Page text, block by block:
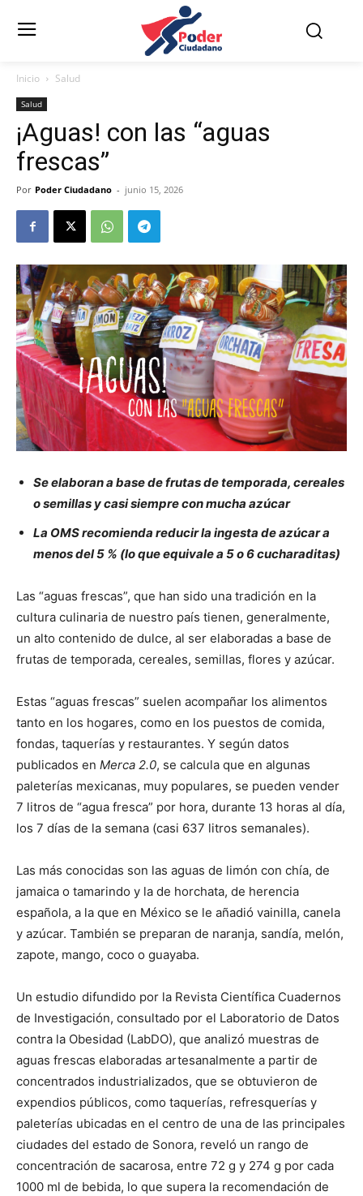
Inicio Salud
Salud
¡Aguas! con las “aguas
frescas”
Por Poder Ciudadano - junio 15, 2026
Se elaboran a base de frutas de temporada, cereales
o semillas y casi siempre con mucha azúcar
La OMS recomienda reducir la ingesta de azúcar a
menos del 5 % (lo que equivale a 5 o 6 cucharaditas)
Las “aguas frescas”, que han sido una tradición en la
cultura culinaria de nuestro país tienen, generalmente,
un alto contenido de dulce, al ser elaboradas a base de
frutas de temporada, cereales, semillas, flores y azúcar.
Estas “aguas frescas” suelen acompañar los alimentos
tanto en los hogares, como en los puestos de comida,
fondas, taquerías y restaurantes. Y según datos
publicados en Merca 2.0, se calcula que en algunas
paleterías mexicanas, muy populares, se pueden vender
7 litros de “agua fresca” por hora, durante 13 horas al día,
los 7 días de la semana (casi 637 litros semanales).
Las más conocidas son las aguas de limón con chía, de
jamaica o tamarindo y la de horchata, de herencia
española, a la que en México se le añadió vainilla, canela
y azúcar. También se preparan de naranja, sandía, melón,
zapote, mango, coco o guayaba.
Un estudio difundido por la Revista Científica Cuadernos
de Investigación, consultado por el Laboratorio de Datos
contra la Obesidad (LabDO), que analizó muestras de
aguas frescas elaboradas artesanalmente a partir de
concentrados industrializados, que se obtuvieron de
expendios públicos, como taquerías, refresquerías y
paleterías ubicadas en el centro de una de las principales
ciudades del estado de Sonora, reveló un rango de
concentración de sacarosa, entre 72 g y 274 g por cada
1000 ml de bebida, lo que supera la recomendación de